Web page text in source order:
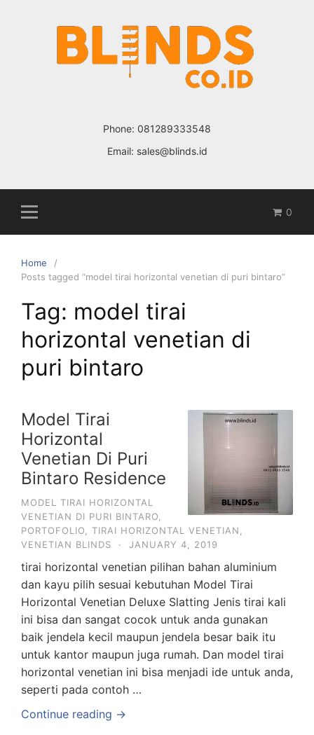
Phone: 081289333548
Email: sales@blinds.id
0
Home
Posts tagged “model tirai horizontal venetian di puri bintaro”
Tag: model tirai
horizontal venetian di
puri bintaro
Model Tirai
Horizontal
Venetian Di Puri
Bintaro Residence
MODEL TIRAI HORIZONTAL
VENETIAN DI PURI BINTARO
PORTOFOLIO
TIRAI HORIZONTAL VENETIAN
VENETIAN BLINDS
· JANUARY 4, 2019
tirai horizontal venetian pilihan bahan aluminium
dan kayu pilih sesuai kebutuhan Model Tirai
Horizontal Venetian Deluxe Slatting Jenis tirai kali
ini bisa dan sangat cocok untuk anda gunakan
baik jendela kecil maupun jendela besar baik itu
untuk kantor maupun juga rumah. Dan model tirai
horizontal venetian ini bisa menjadi ide untuk anda,
seperti pada contoh …
Continue reading →